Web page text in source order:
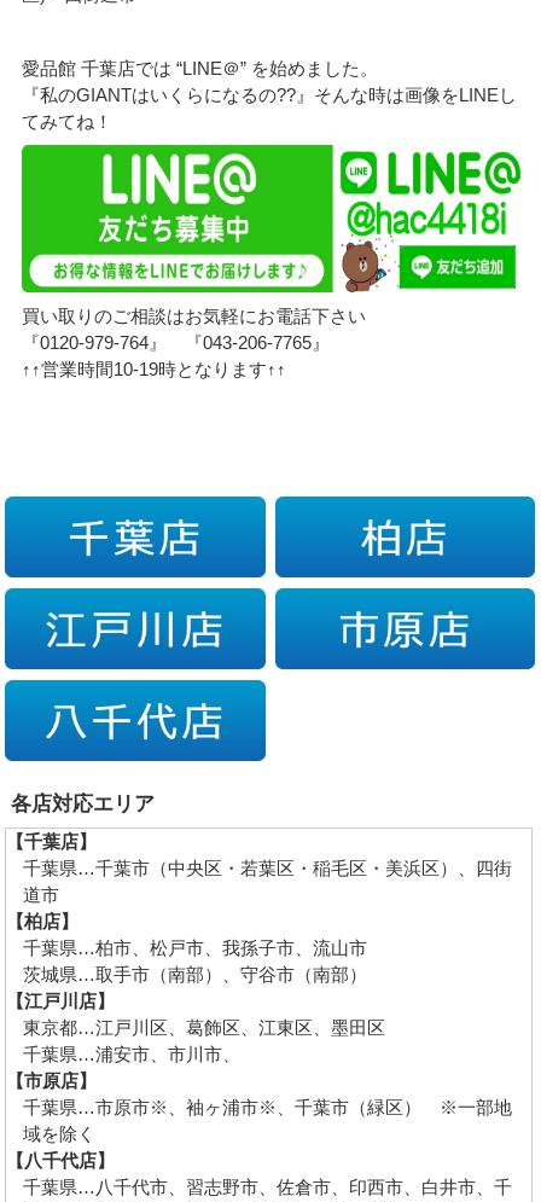
愛品館 千葉店では “LINE＠” を始めました。
『私のGIANTはいくらになるの??』そんな時は画像をLINEし
てみてね！
買い取りのご相談はお気軽にお電話下さい
『0120-979-764』 『043-206-7765』
↑↑営業時間10-19時となります↑↑
各店対応エリア
【千葉店】
千葉県…千葉市（中央区・若葉区・稲毛区・美浜区）、四街
道市
【柏店】
千葉県…柏市、松戸市、我孫子市、流山市
茨城県…取手市（南部）、守谷市（南部）
【江戸川店】
東京都…江戸川区、葛飾区、江東区、墨田区
千葉県…浦安市、市川市、
【市原店】
千葉県…市原市※、袖ヶ浦市※、千葉市（緑区） ※一部地
域を除く
【八千代店】
千葉県…八千代市、習志野市、佐倉市、印西市、白井市、千